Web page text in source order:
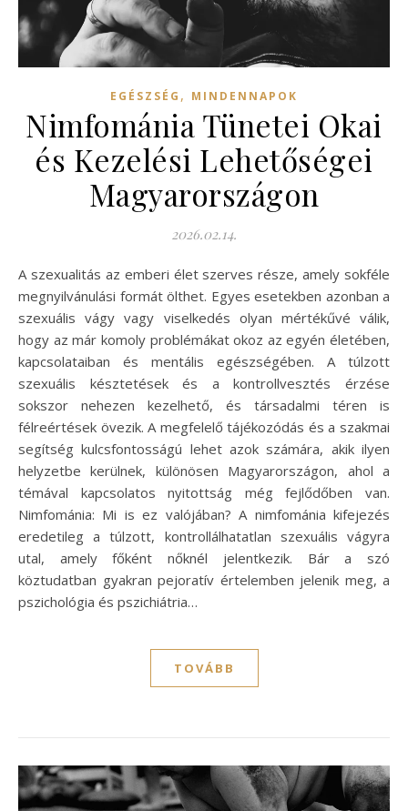
EGÉSZSÉG , MINDENNAPOK
Nimfománia Tünetei Okai
és Kezelési Lehetőségei
Magyarországon
2026.02.14.
A szexualitás az emberi élet szerves része, amely sokféle
megnyilvánulási formát ölthet. Egyes esetekben azonban a
szexuális vágy vagy viselkedés olyan mértékűvé válik,
hogy az már komoly problémákat okoz az egyén életében,
kapcsolataiban és mentális egészségében. A túlzott
szexuális késztetések és a kontrollvesztés érzése
sokszor nehezen kezelhető, és társadalmi téren is
félreértések övezik. A megfelelő tájékozódás és a szakmai
segítség kulcsfontosságú lehet azok számára, akik ilyen
helyzetbe kerülnek, különösen Magyarországon, ahol a
témával kapcsolatos nyitottság még fejlődőben van.
Nimfománia: Mi is ez valójában? A nimfománia kifejezés
eredetileg a túlzott, kontrollálhatatlan szexuális vágyra
utal, amely főként nőknél jelentkezik. Bár a szó
köztudatban gyakran pejoratív értelemben jelenik meg, a
pszichológia és pszichiátria…
TOVÁBB